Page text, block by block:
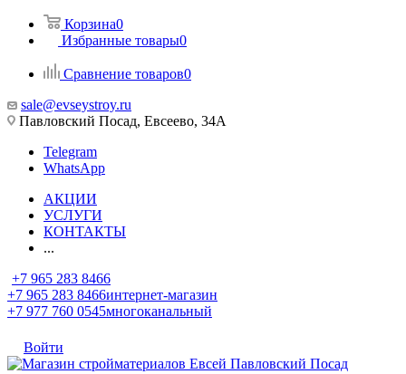
Корзина0
Избранные товары0
Сравнение товаров0
sale@evseystroy.ru
Павловский Посад, Евсеево, 34А
Telegram
WhatsApp
АКЦИИ
УСЛУГИ
КОНТАКТЫ
...
+7 965 283 8466
+7 965 283 8466интернет-магазин
+7 977 760 0545многоканальный
Войти